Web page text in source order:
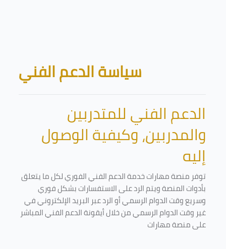
Blocks
سياسة الدعم الفني
الدعم الفني للمتدربين
والمدربين، وكيفية الوصول
إليه
توفر منصة مهارات خدمة الدعم الفني الفوري لكل ما يتعلق
بأدوات المنصة ويتم الرد على الاستفسارات بشكل فوري
وسريع وقت الدوام الرسمي أو الرد عبر البريد الإلكتروني في
غير وقت الدوام الرسمي من خلال أيقونة الدعم الفني المباشر
على منصة مهارات